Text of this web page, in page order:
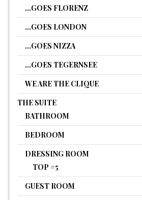
…GOES FLORENZ
…GOES LONDON
…GOES NIZZA
…GOES TEGERNSEE
WE ARE THE CLIQUE
THE SUITE
BATHROOM
BEDROOM
DRESSING ROOM
TOP #5
GUEST ROOM